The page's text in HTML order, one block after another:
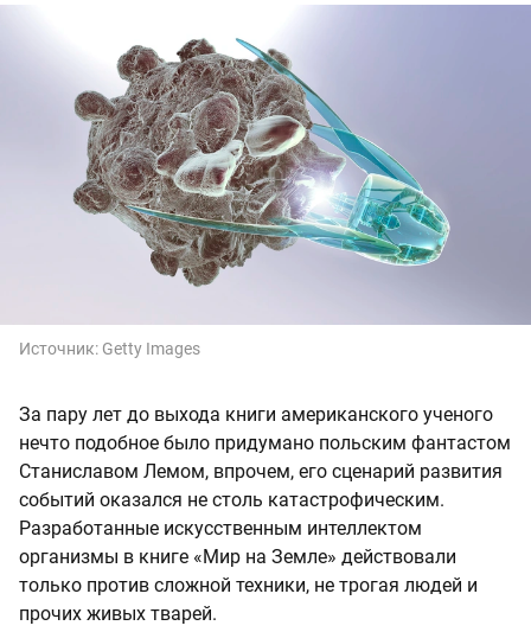
Источник: Getty Images
За пару лет до выхода книги американского ученого
нечто подобное было придумано польским фантастом
Станиславом Лемом, впрочем, его сценарий развития
событий оказался не столь катастрофическим.
Разработанные искусственным интеллектом
организмы в книге «Мир на Земле» действовали
только против сложной техники, не трогая людей и
прочих живых тварей.